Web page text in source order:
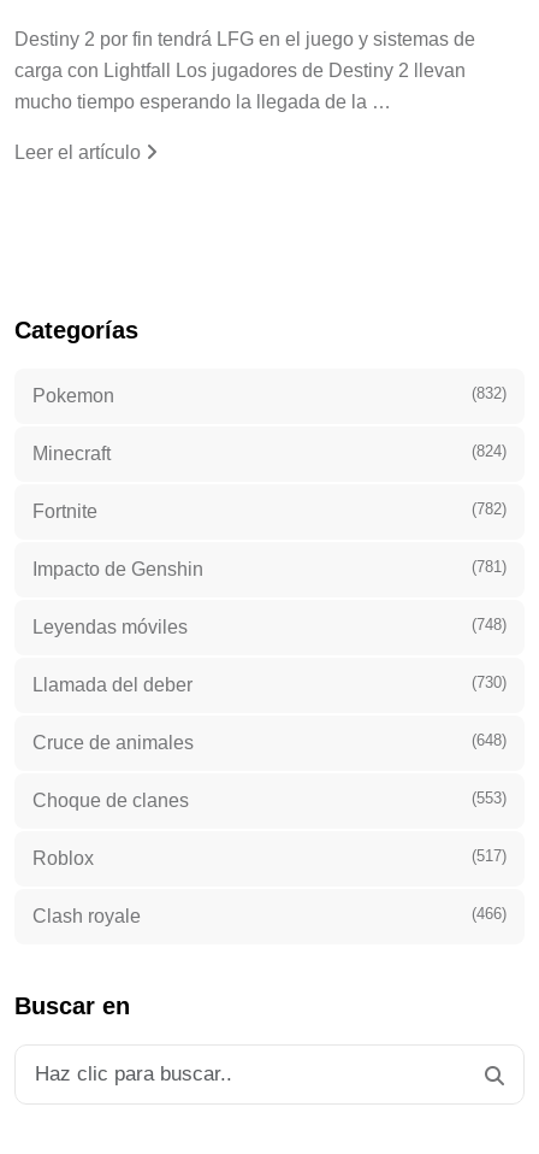
Destiny 2 por fin tendrá LFG en el juego y sistemas de
carga con Lightfall Los jugadores de Destiny 2 llevan
mucho tiempo esperando la llegada de la …
Leer el artículo
Categorías
Pokemon (832)
Minecraft (824)
Fortnite (782)
Impacto de Genshin (781)
Leyendas móviles (748)
Llamada del deber (730)
Cruce de animales (648)
Choque de clanes (553)
Roblox (517)
Clash royale (466)
Buscar en